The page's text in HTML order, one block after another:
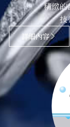
精緻的
技
詳細內容